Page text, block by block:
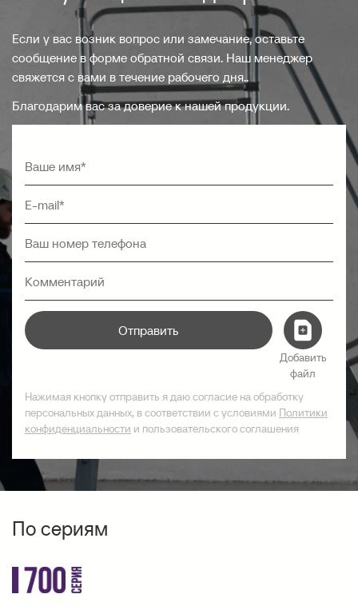
Если у вас возник вопрос или замечание, оставьте
сообщение в форме обратной связи. Наш менеджер
свяжется с вами в течение рабочего дня..
Благодарим вас за доверие к нашей продукции.
Отправить
Добавить
файл
Нажимая кнопку отправить я даю согласие на обработку
персональных данных, в соответствии с условиями Политики
конфиденциальности и пользовательского соглашения
По сериям